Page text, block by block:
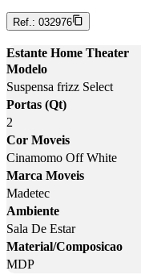
Ref.: 032976
Estante Home Theater
Modelo
Suspensa frizz Select
Portas (Qt)
2
Cor Moveis
Cinamomo Off White
Marca Moveis
Madetec
Ambiente
Sala De Estar
Material/Composicao
MDP